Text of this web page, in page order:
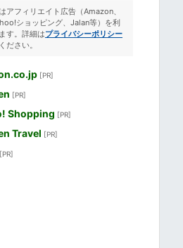
アフィリエイト広告（Amazon、
ショッピング、Jalan等）を利
す。詳細はプライバシーポリシー
ださい。
[PR]
[PR]
Shopping [PR]
Travel [PR]
[PR]